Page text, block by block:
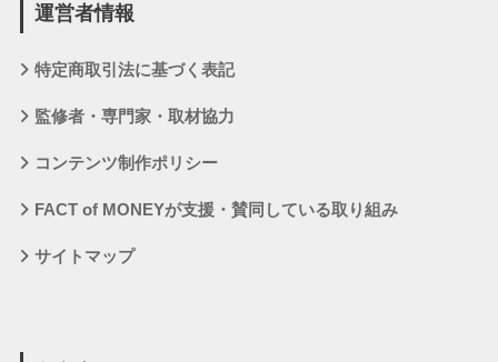
運営者情報
特定商取引法に基づく表記
監修者・専門家・取材協力
コンテンツ制作ポリシー
FACT of MONEYが支援・賛同している取り組み
サイトマップ